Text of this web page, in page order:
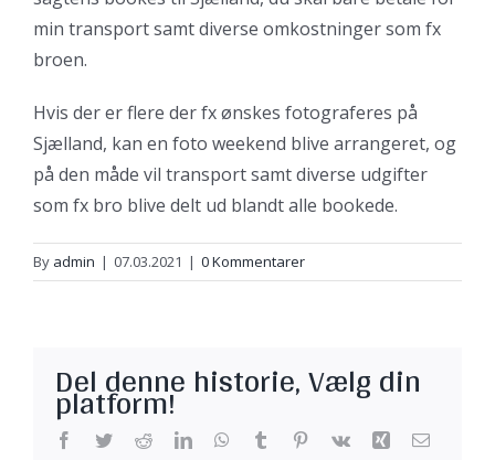
min transport samt diverse omkostninger som fx
broen.
Hvis der er flere der fx ønskes fotograferes på
Sjælland, kan en foto weekend blive arrangeret, og
på den måde vil transport samt diverse udgifter
som fx bro blive delt ud blandt alle bookede.
By admin | 07.03.2021 | 0 Kommentarer
Del denne historie, Vælg din
platform!
Facebook
TwitterRedditLinkedInWhatsApp
Tumblr Pinterest
Vk Xing E-